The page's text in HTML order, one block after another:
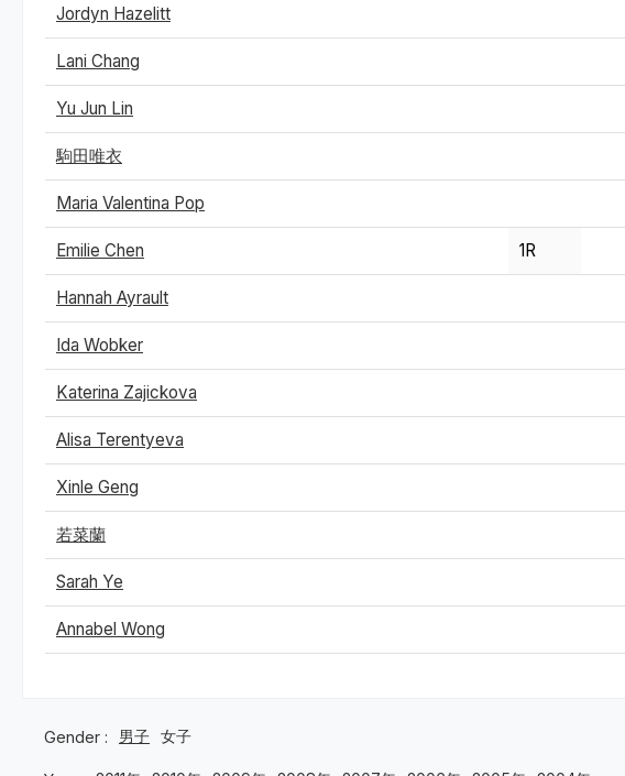
Jordyn Hazelitt
Lani Chang
Yu Jun Lin
駒田唯衣
Maria Valentina Pop
Emilie Chen 1R
Hannah Ayrault
Ida Wobker
Katerina Zajickova
Alisa Terentyeva
Xinle Geng
若菜蘭
Sarah Ye
Annabel Wong
Gender : 男子 女子